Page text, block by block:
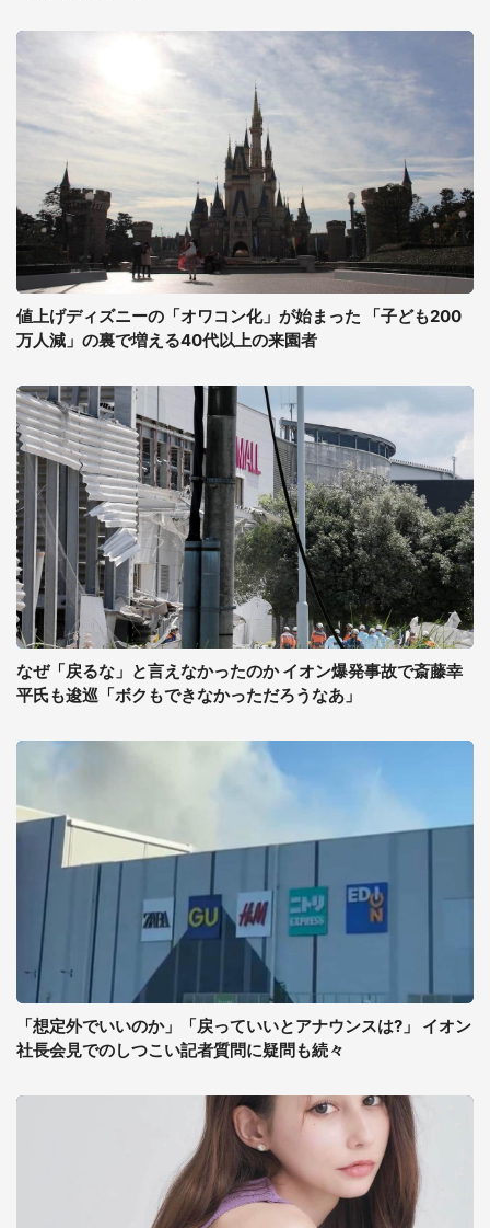
値上げディズニーの「オワコン化」が始まった 「子ども200
万人減」の裏で増える40代以上の来園者
なぜ「戻るな」と言えなかったのか イオン爆発事故で斎藤幸
平氏も逡巡「ボクもできなかっただろうなあ」
「想定外でいいのか」「戻っていいとアナウンスは?」 イオン
社長会見でのしつこい記者質問に疑問も続々